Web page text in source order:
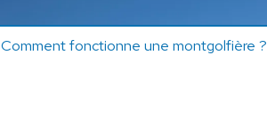
Comment fonctionne une montgolfière ?